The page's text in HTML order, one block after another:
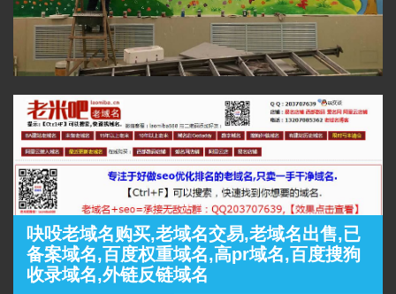
吷吺老域名购买,老域名交易,老域名出售,已
备案域名,百度权重域名,高pr域名,百度搜狗
收录域名,外链反链域名